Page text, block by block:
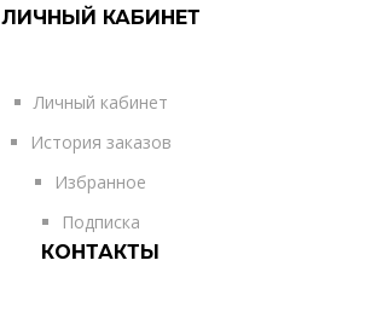
ЛИЧНЫЙ КАБИНЕТ
Личный кабинет
История заказов
Избранное
Подписка
КОНТАКТЫ